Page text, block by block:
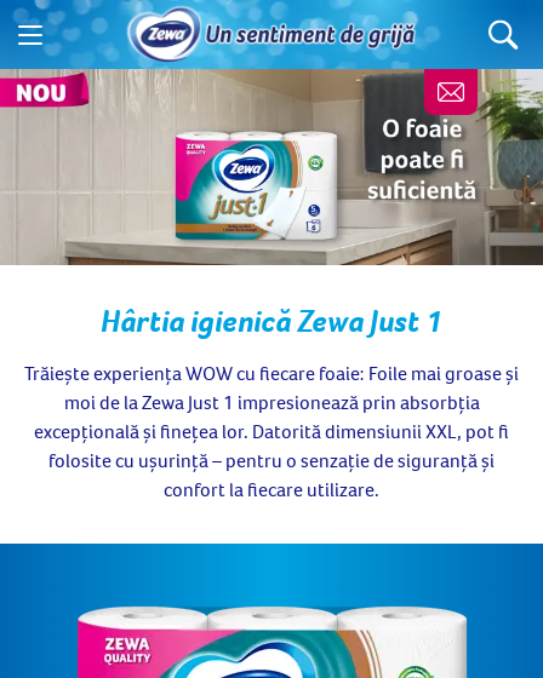
Hârtia igienică Zewa Just 1
Trăiește experiența WOW cu fiecare foaie: Foile mai groase și
moi de la Zewa Just 1 impresionează prin absorbția
excepțională și finețea lor. Datorită dimensiunii XXL, pot fi
folosite cu ușurință – pentru o senzație de siguranță și
confort la fiecare utilizare.